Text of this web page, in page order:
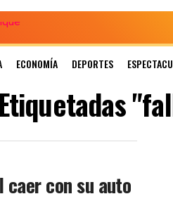
ECONOMÍA DEPORTES
con su auto